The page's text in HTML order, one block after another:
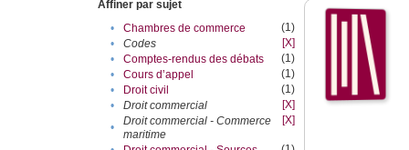
Affiner par sujet
•
Chambres de commerce
(1)
•
Codes
[X]
•
Comptes-rendus des débats
(1)
•
Cours d’appel
(1)
•
Droit civil
(1)
•
Droit commercial
[X]
•
Droit commercial - Commerce
maritime
[X]